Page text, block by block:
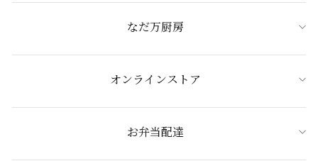
なだ万厨房
オンラインストア
お弁当配達